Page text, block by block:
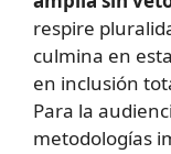
respire
culmina en
en inclusión
Para la
metodologías